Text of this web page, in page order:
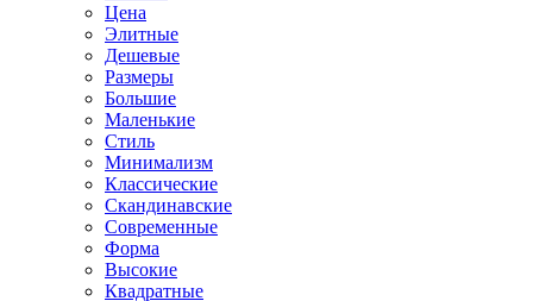
Цена
Элитные
Дешевые
Размеры
Большие
Маленькие
Стиль
Минимализм
Классические
Скандинавские
Современные
Форма
Высокие
Квадратные